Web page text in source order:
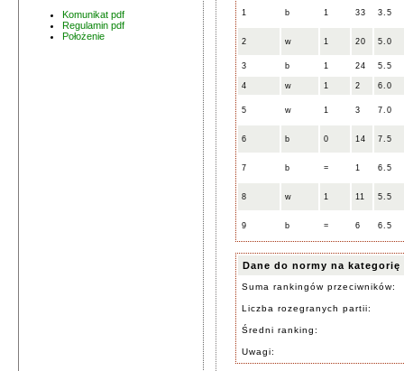
Komunikat pdf
Regulamin pdf
Położenie
1 b 1 33 3.5
2 w 1 20 5.0
3 b 1 24 5.5
4 w 1 2 6.0
5 w 1 3 7.0
6 b 0 14 7.5
7 b = 1 6.5
8 w 1 11 5.5
9 b = 6 6.5
Dane do normy na kategorię
Suma rankingów przeciwników:
Liczba rozegranych partii:
Średni ranking:
Uwagi: